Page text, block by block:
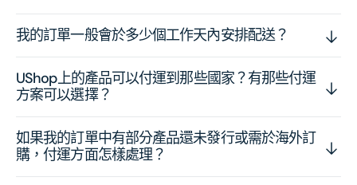
我的訂單一般會於多少個工作天內安排配送？
UShop上的產品可以付運到那些國家？有那些付運
方案可以選擇？
如果我的訂單中有部分產品還未發行或需於海外訂
購，付運方面怎樣處理？